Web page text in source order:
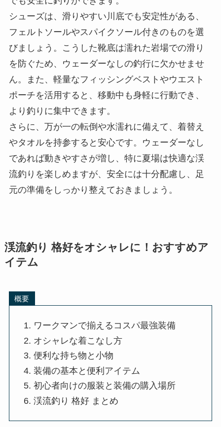
シューズは、滑りやすい川底でも安定性がある、
フェルトソールやスパイクソール付きのものを選
びましょう。こうした靴底は濡れた岩場での滑り
を防ぐため、ウェーダーなしの釣行に欠かせませ
ん。また、軽量なフィッシングベストやウエスト
ポーチを活用すると、移動中も身軽に行動でき、
より釣りに集中できます。
さらに、万が一の転倒や水濡れに備えて、着替え
やタオルを持参すると安心です。ウェーダーなし
であれば動きやすさが増し、特に夏場は快適な渓
流釣りを楽しめますが、安全には十分配慮し、足
元の準備をしっかり整えておきましょう。
渓流釣り 格好をオシャレに！おすすめア
イテム
概要
ワークマンで揃えるコスパ最強装備
オシャレな着こなし方
便利な持ち物と小物
装備の基本と便利アイテム
初心者向けの服装と装備の購入場所
渓流釣り 格好 まとめ